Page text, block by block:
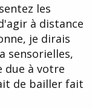
les
à distance
je dirais
sensorielles,
due à votre
de bailler fait